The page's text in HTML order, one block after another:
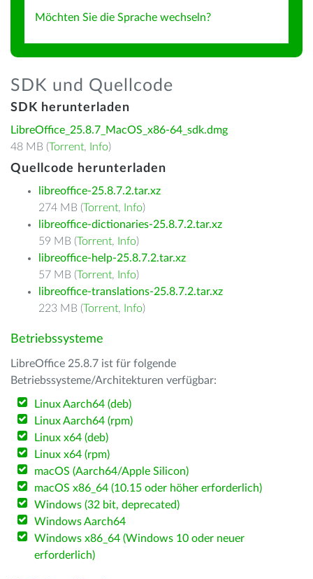
Möchten Sie die Sprache wechseln?
SDK und Quellcode
SDK herunterladen
LibreOffice_25.8.7_MacOS_x86-64_sdk.dmg
48 MB (Torrent, Info)
Quellcode herunterladen
libreoffice-25.8.7.2.tar.xz
274 MB (Torrent, Info)
libreoffice-dictionaries-25.8.7.2.tar.xz
59 MB (Torrent, Info)
libreoffice-help-25.8.7.2.tar.xz
57 MB (Torrent, Info)
libreoffice-translations-25.8.7.2.tar.xz
223 MB (Torrent, Info)
Betriebssysteme
LibreOffice 25.8.7 ist für folgende
Betriebssysteme/Architekturen verfügbar:
Linux Aarch64 (deb)
Linux Aarch64 (rpm)
Linux x64 (deb)
Linux x64 (rpm)
macOS (Aarch64/Apple Silicon)
macOS x86_64 (10.15 oder höher erforderlich)
Windows (32 bit, deprecated)
Windows Aarch64
Windows x86_64 (Windows 10 oder neuer
erforderlich)